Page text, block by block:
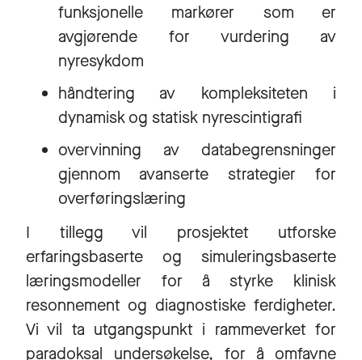
funksjonelle markører som er
avgjørende for vurdering av
nyresykdom
håndtering av kompleksiteten i
dynamisk og statisk nyrescintigrafi
overvinning av databegrensninger
gjennom avanserte strategier for
overføringslæring
I tillegg vil prosjektet utforske
erfaringsbaserte og simuleringsbaserte
læringsmodeller for å styrke klinisk
resonnement og diagnostiske ferdigheter.
Vi vil ta utgangspunkt i rammeverket for
paradoksal undersøkelse, for å omfavne